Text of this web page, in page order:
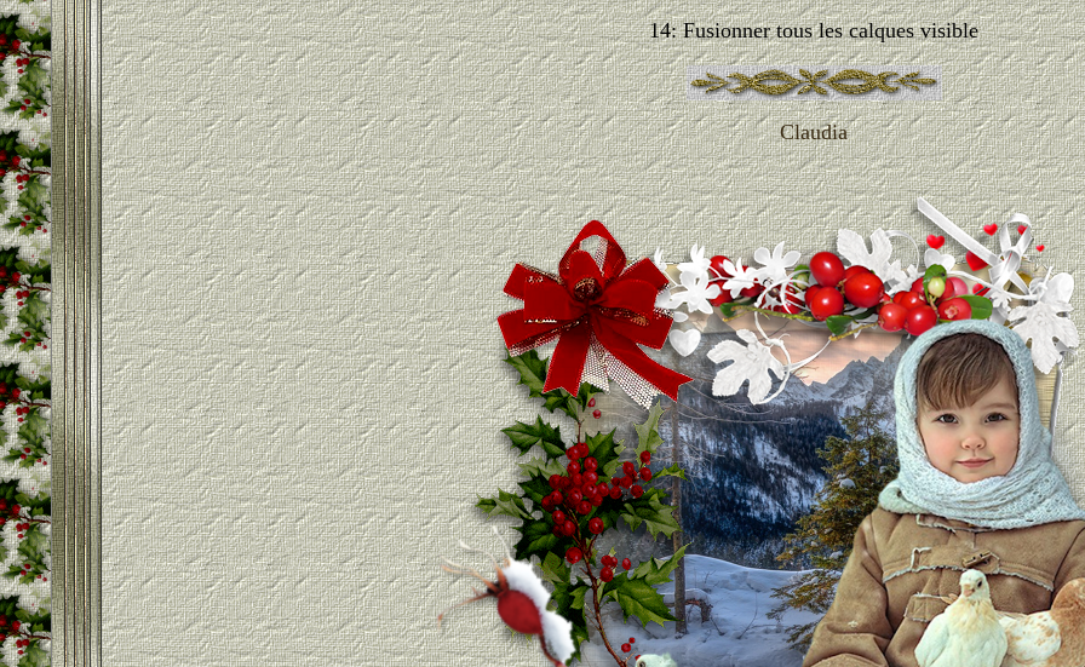
14: Fusionner tous les calques visible
Claudia